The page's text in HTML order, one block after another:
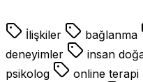
İlişkiler bağlanma
deneyimler
insan
psikolog
online terapi